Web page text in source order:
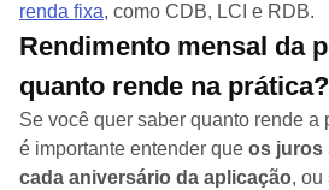
renda fixa, como CDB, LCI e RDB.
Rendimento mensal da
quanto rende na prática?
Se você quer saber quanto rende a
é importante entender que os juros
cada aniversário da aplicação, ou